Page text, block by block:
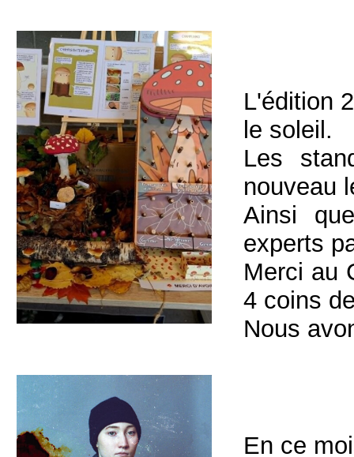
L'édition
le soleil.
Les
nouveau
Ainsi
experts
Merci au
4 coins
Nous
En ce